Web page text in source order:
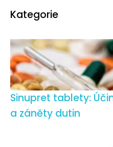
Kategorie
Sinupret tablety:
a záněty dutin